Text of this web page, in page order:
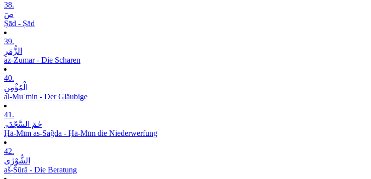
38.
صٓ
Ṣād - Ṣād
39.
الزُّمَرِ
az-Zumar - Die Scharen
40.
الْمُؤْمِنِ
al-Muʾmin - Der Gläubige
41.
حٰمٓ السَّجْدَۃِ
Ḥā-Mīm as-Saǧda - Ḥā-Mīm die Niederwerfung
42.
الشُّوْرٰی
aš-Šūrā - Die Beratung